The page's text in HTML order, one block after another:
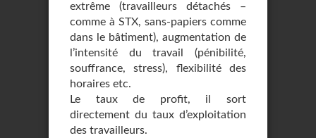
extrême (travailleurs détachés –
comme à STX, sans-papiers comme
dans le bâtiment), augmentation de
l’intensité du travail (pénibilité,
souffrance, stress), flexibilité des
horaires etc.
Le taux de profit, il sort
directement du taux d’exploitation
des travailleurs.